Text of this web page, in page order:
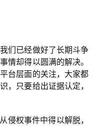
们已经做好了长期斗争
情却得以圆满的解决。
台层面的关注，大家都
，只要给出证据认定，
侵权事件中得以解脱，